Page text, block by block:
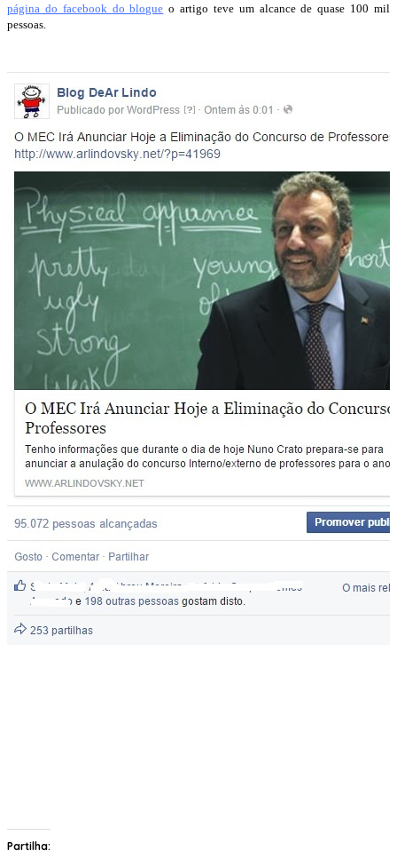
página do facebook do blogue o artigo teve um alcance de quase 100 mil
pessoas.
Partilha: